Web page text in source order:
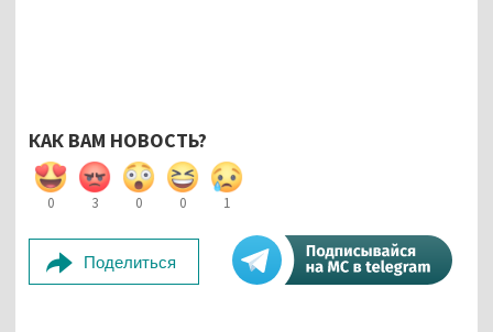
КАК ВАМ НОВОСТЬ?
0 3 0 0 1
Поделиться